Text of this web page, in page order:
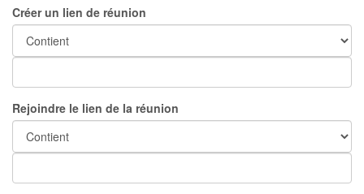
Créer un lien de réunion
Rejoindre le lien de la réunion